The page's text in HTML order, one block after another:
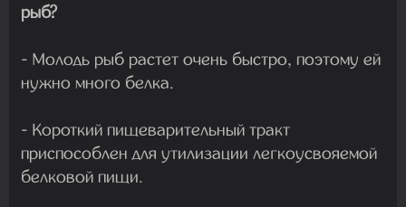
рыб?
- Молодь рыб растет очень быстро, поэтому ей
нужно много белка.
- Короткий пищеварительный тракт
приспособлен для утилизации легкоусвояемой
белковой пищи.